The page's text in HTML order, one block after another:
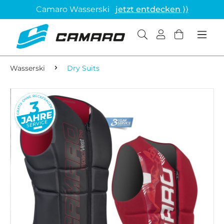
Camaro Wasserski jetzt entdecken ⟩⟩
Wasserski Dry Suits